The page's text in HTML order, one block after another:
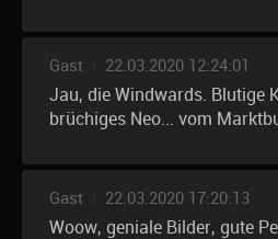
Gast 22.03.2020 12:24:01
Jau, die Windwards. Blutige
brüchiges Neo... vom
Gast 22.03.2020 17:20:13
Woow, geniale Bilder, gute